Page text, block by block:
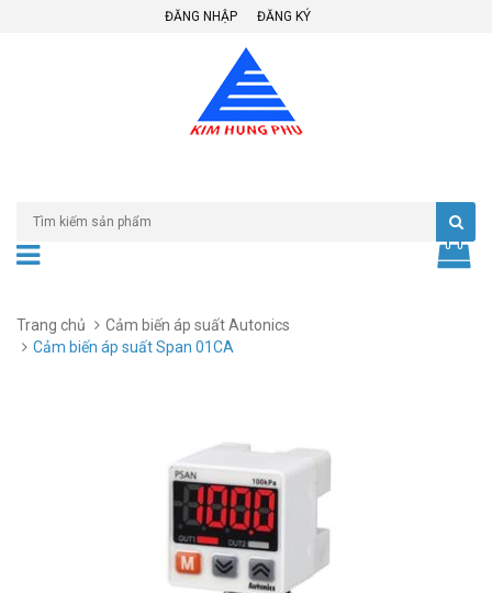
ĐĂNG NHẬP ĐĂNG KÝ
Trang chủ
Cảm biến áp suất Autonics
Cảm biến áp suất Span 01CA